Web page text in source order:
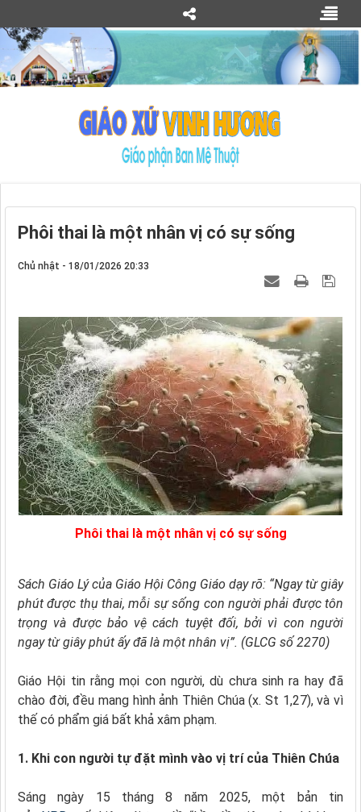
Phôi thai là một nhân vị có sự sống
Chủ nhật - 18/01/2026 20:33
Phôi thai là một nhân vị có sự sống
Sách Giáo Lý của Giáo Hội Công Giáo dạy rõ: “Ngay từ giây
phút được thụ thai, mỗi sự sống con người phải được tôn
trọng và được bảo vệ cách tuyệt đối, bởi vì con người
ngay từ giây phút ấy đã là một nhân vị”. (GLCG số 2270)
Giáo Hội tin rằng mọi con người, dù chưa sinh ra hay đã
chào đời, đều mang hình ảnh Thiên Chúa (x. St 1,27), và vì
thế có phẩm giá bất khả xâm phạm.
1. Khi con người tự đặt mình vào vị trí của Thiên Chúa
Sáng ngày 15 tháng 8 năm 2025, một bản tin